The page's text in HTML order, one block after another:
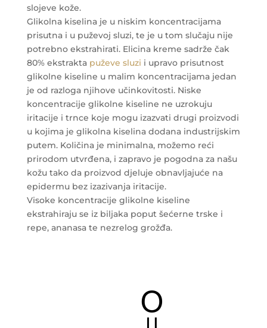
slojeve kože.
Glikolna kiselina je u niskim koncentracijama
prisutna i u puževoj sluzi, te je u tom slučaju nije
potrebno ekstrahirati. Elicina kreme sadrže čak
80% ekstrakta puževe sluzi i upravo prisutnost
glikolne kiseline u malim koncentracijama jedan
je od razloga njihove učinkovitosti. Niske
koncentracije glikolne kiseline ne uzrokuju
iritacije i trnce koje mogu izazvati drugi proizvodi
u kojima je glikolna kiselina dodana industrijskim
putem. Količina je minimalna, možemo reći
prirodom utvrđena, i zapravo je pogodna za našu
kožu tako da proizvod djeluje obnavljajuće na
epidermu bez izazivanja iritacije.
Visoke koncentracije glikolne kiseline
ekstrahiraju se iz biljaka poput šećerne trske i
repe, ananasa te nezrelog grožđa.